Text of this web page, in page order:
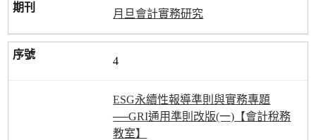
月旦會計實務研究
4
ESG永續性報導準則與實務專題
──GRI通用準則改版(一)【會計稅務
教室】